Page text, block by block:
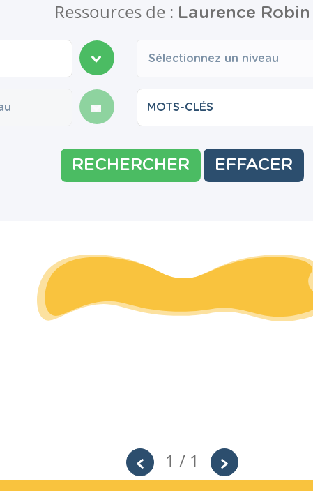
Ressources de : Laurence Robin
Sélectionnez un niveau
RECHERCHER EFFACER
1 / 1